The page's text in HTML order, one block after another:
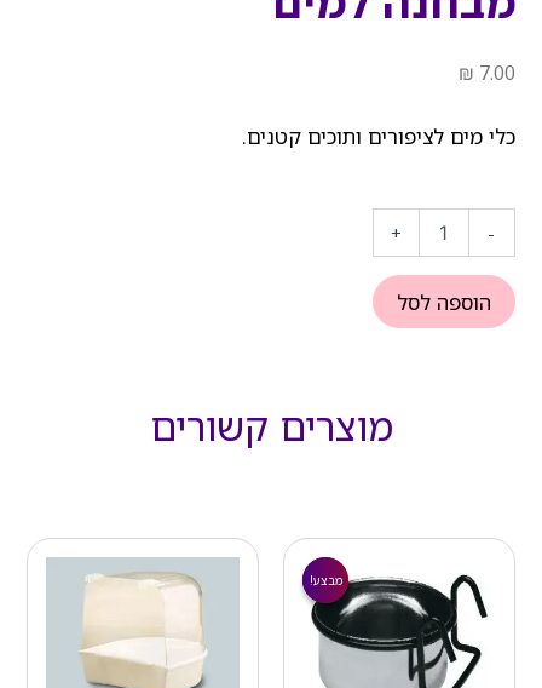
₪ 7.00
כלי מים לציפורים ותוכים קטנים.
-
של
מבחנה
למים
+
הוספה לסל
מוצרים קשורים
מבצע!
מבצע!
המחיר
המקורי
היה:
₪ 49.00.
המחיר
הנוכחי
הוא:
₪ 35.00.